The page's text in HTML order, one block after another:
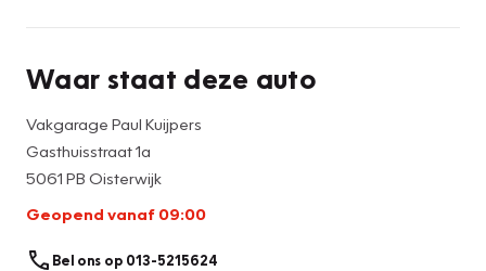
Waar staat deze auto
Vakgarage Paul Kuijpers
Gasthuisstraat 1a
5061 PB Oisterwijk
Geopend vanaf 09:00
Bel ons op 013-5215624